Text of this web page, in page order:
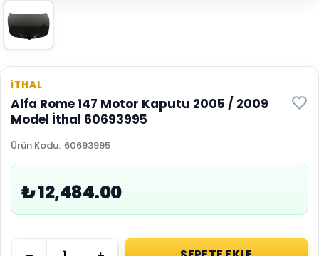
İTHAL
Alfa Rome 147 Motor Kaputu 2005 / 2009
Model İthal 60693995
Ürün Kodu: 60693995
₺ 12,484.00